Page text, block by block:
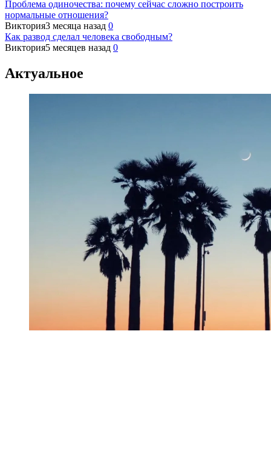
Проблема одиночества: почему сейчас сложно построить
нормальные отношения?
Виктория3 месяца назад 0
Как развод сделал человека свободным?
Виктория5 месяцев назад 0
Актуальное